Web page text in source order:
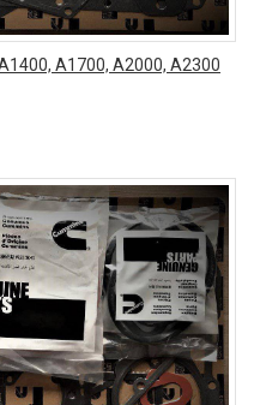
A1700, A2000, A2300